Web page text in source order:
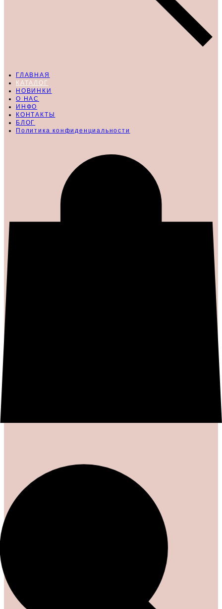
ГЛАВНАЯ
КАТАЛОГ
НОВИНКИ
О НАС
ИНФО
КОНТАКТЫ
БЛОГ
Политика конфиденциальности